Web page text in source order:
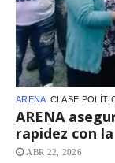
ARENA CLASE
ARENA
rapidez con
ABR 22, 2026